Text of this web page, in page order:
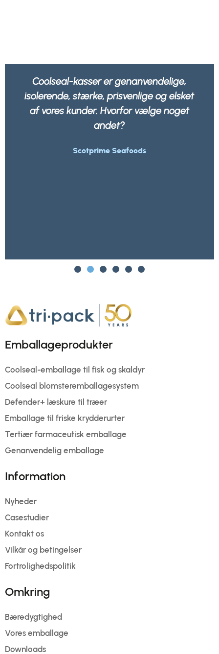
Vi har det bedre med at vide, at al vores
emballage ikke kun er stærk og robust,
men også 100% kan genbruges af ethvert
affaldsselskab.
Morrisons
Emballageprodukter
Coolseal-emballage til fisk og skaldyr
Coolseal blomsteremballagesystem
Defender+ læskure til træer
Emballage til friske krydderurter
Tertiær farmaceutisk emballage
Genanvendelig emballage
Information
Nyheder
Casestudier
Kontakt os
Vilkår og betingelser
Fortrolighedspolitik
Omkring
Bæredygtighed
Vores emballage
Downloads